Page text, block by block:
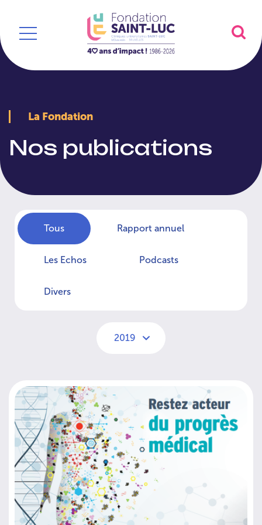
La Fondation
Nos publications
Tous Rapport annuel
Les Echos Podcasts
Divers
2019